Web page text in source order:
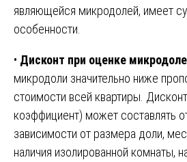
являющейся микродолей, имеет
особенности.
• Дисконт при оценке
микродоли значительно ниже
стоимости всей квартиры.
коэффициент) может составлять
зависимости от размера доли,
наличия изолированной комнаты,